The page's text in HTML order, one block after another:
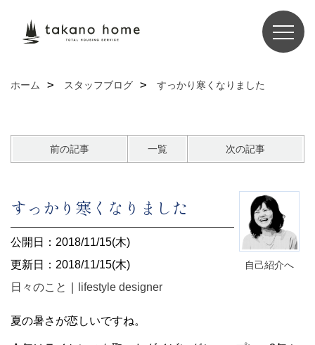
ホーム スタッフブログ すっかり寒くなりました
前の記事 一覧 次の記事
自己紹介へ
すっかり寒くなりました
公開日：2018/11/15(木)
更新日：2018/11/15(木)
日々のこと
lifestyle designer
夏の暑さが恋しいですね。